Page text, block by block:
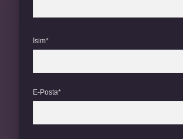
İsim*
E-Posta*